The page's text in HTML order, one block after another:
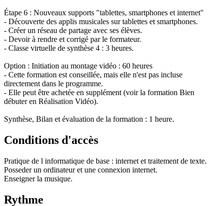
Étape 6 : Nouveaux supports "tablettes, smartphones et internet"
- Découverte des applis musicales sur tablettes et smartphones.
- Créer un réseau de partage avec ses élèves.
- Devoir à rendre et corrigé par le formateur.
- Classe virtuelle de synthèse 4 : 3 heures.
Option : Initiation au montage vidéo : 60 heures
- Cette formation est conseillée, mais elle n'est pas incluse
directement dans le programme.
- Elle peut être achetée en supplément (voir la formation Bien
débuter en Réalisation Vidéo).
Synthèse, Bilan et évaluation de la formation : 1 heure.
Conditions d'accès
Pratique de l informatique de base : internet et traitement de texte.
Posseder un ordinateur et une connexion internet.
Enseigner la musique.
Rythme